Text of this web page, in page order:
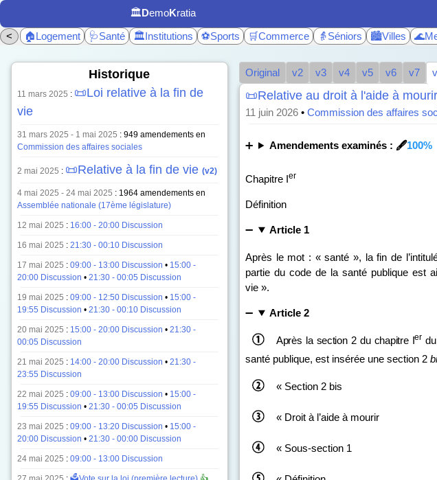
🏛️DemoKratia
<
🏠Logement 🩺Santé 🏛️Institutions ⚽Sports 🛒Commerce 👵Séniors 🏙️Villes
Historique
11 mars 2025 : 📜Loi relative à la fin de
vie
31 mars 2025 - 1 mai 2025 : 949 amendements en
Commission des affaires sociales
2 mai 2025 : 📜Relative à la fin de vie (v2)
4 mai 2025 - 24 mai 2025 : 1964 amendements en
Assemblée nationale (17ème législature)
12 mai 2025 : 16:00 - 20:00 Discussion
16 mai 2025 : 21:30 - 00:10 Discussion
17 mai 2025 : 09:00 - 13:00 Discussion • 15:00 -
20:00 Discussion • 21:30 - 00:05 Discussion
19 mai 2025 : 09:00 - 12:50 Discussion • 15:00 -
19:55 Discussion • 21:30 - 00:10 Discussion
20 mai 2025 : 15:00 - 20:00 Discussion • 21:30 -
00:05 Discussion
21 mai 2025 : 14:00 - 20:00 Discussion • 21:30 -
23:55 Discussion
22 mai 2025 : 09:00 - 13:00 Discussion • 15:00 -
19:55 Discussion • 21:30 - 00:05 Discussion
23 mai 2025 : 09:00 - 13:20 Discussion • 15:00 -
20:00 Discussion • 21:30 - 00:00 Discussion
24 mai 2025 : 09:00 - 13:00 Discussion
Original v2 v3 v4 v5 v6 v7
📜Relative au droit à l'aide à mourir
11 juin 2026• Commission des affaires
Amendements examinés : 🖋️100%
Chapitre Ier
Définition
Article 1
Après le mot : « santé », la fin de
partie du code de la santé publique est
vie ».
Article 2
Après la section 2 du chapitre Ier
santé publique, est insérée une section 2
« Section 2 bis
« Droit à l’aide à mourir
« Sous‑section 1